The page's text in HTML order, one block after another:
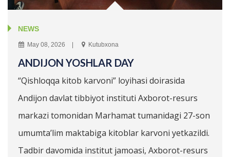
NEWS
May 08, 2026 Kutubxona
ANDIJON YOSHLAR DAY
“Qishloqqa kitob karvoni” loyihasi doirasida
Andijon davlat tibbiyot instituti Axborot-resurs
markazi tomonidan Marhamat tumanidagi 27-son
umumta’lim maktabiga kitoblar karvoni yetkazildi.
Tadbir davomida institut jamoasi, Axborot-resurs